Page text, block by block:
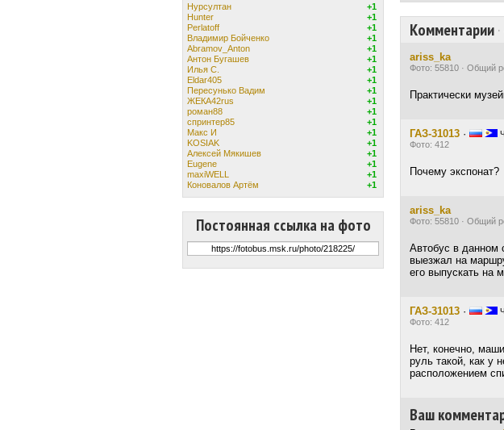
Нурсултан
+1
Hunter
+1
Perlatoff
+1
Владимир Бойченко
+1
Abramov_Anton
+1
Антон Бугашев
+1
Илья С.
+1
Eldar405
+1
Пересунько Вадим
+1
ЖЕКА42rus
+1
роман88
+1
спринтер85
+1
Макс И
+1
KOSIAK
+1
Алексей Мякишев
+1
Eugene
+1
maxiWELL
+1
Коновалов Артём
+1
Постоянная ссылка на фото
Комментарии·
ariss_ka
Фото: 55810 · Общий
Практически
ГАЗ-31013 ·
Фото: 412
Почему экспонат?
ariss_ka
Фото: 55810 · Общий
Автобус в данном
выезжал на
его выпускать на
ГАЗ-31013 ·
Фото: 412
Нет, конечно,
руль такой, как у
расположением
Ваш